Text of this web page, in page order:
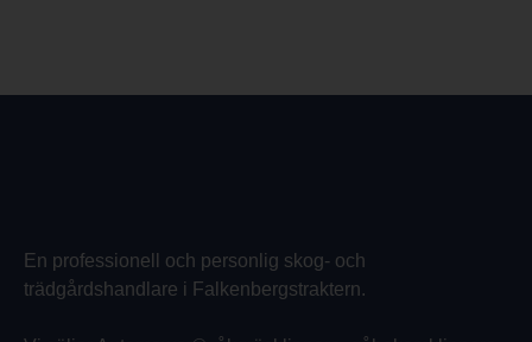
En professionell och personlig skog- och
trädgårdshandlare i Falkenbergstraktern.